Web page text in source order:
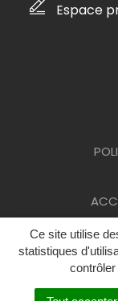
Ce site utilise
statistiques
Espace